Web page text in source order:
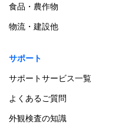
食品・農作物
物流・建設他
サポート
サポートサービス一覧
よくあるご質問
外観検査の知識